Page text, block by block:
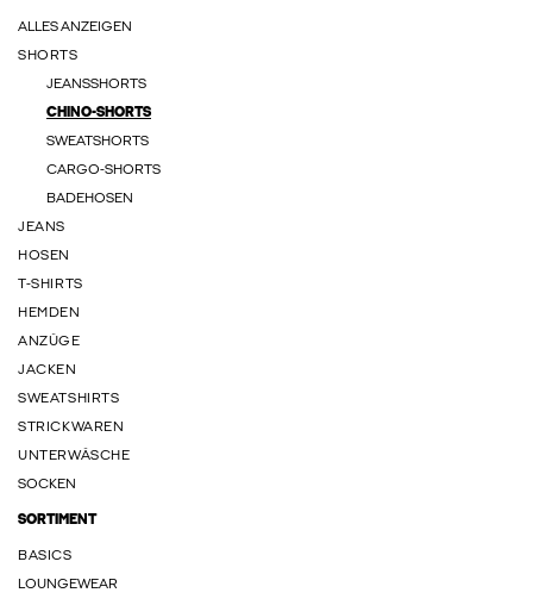
ALLES ANZEIGEN
SHORTS
JEANSSHORTS
CHINO-SHORTS
SWEATSHORTS
CARGO-SHORTS
BADEHOSEN
JEANS
HOSEN
T-SHIRTS
HEMDEN
ANZÜGE
JACKEN
SWEATSHIRTS
STRICKWAREN
UNTERWÄSCHE
SOCKEN
SORTIMENT
BASICS
LOUNGEWEAR